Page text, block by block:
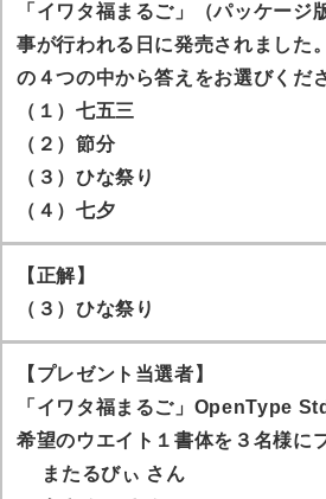
「イワタ福まるご」（パッケージ
事が行われる日に発売されました
の４つの中から答えをお選びくだ
（１）七五三
（２）節分
（３）ひな祭り
（４）七夕
【正解】
（３）ひな祭り
【プレゼント当選者】
「イワタ福まるご」OpenType
希望のウエイト１書体を３名様に
またるびぃ さん